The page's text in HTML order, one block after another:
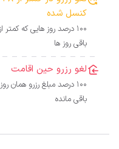
کنسل شده
باقی روز ها
لغو رزرو حین اقامت
باقی مانده